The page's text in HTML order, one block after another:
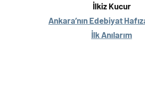
İlkiz Kucur
Ankara’nın Edebiyat
İlk Anılarım